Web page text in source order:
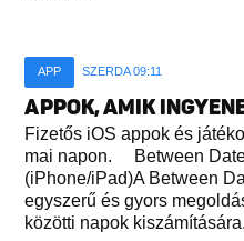
APP SZERDA 09:11
APPOK, AMIK
Fizetős iOS appok és
mai napon. Between
(iPhone/iPad)A Between
egyszerű és gyors
közötti napok